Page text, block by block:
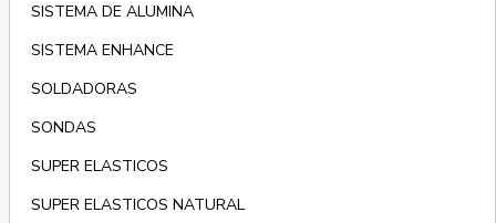
SISTEMA DE ALUMINA
SISTEMA ENHANCE
SOLDADORAS
SONDAS
SUPER ELASTICOS
SUPER ELASTICOS NATURAL